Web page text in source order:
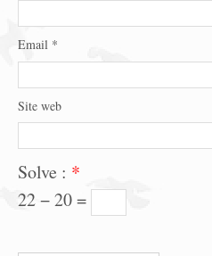
Email *
Site web
Solve : *
22 − 20 =